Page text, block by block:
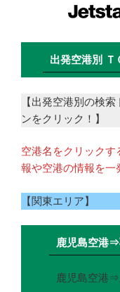
出発空港別 Ｔ
【出発空港別の検
ンをクリック！】
空港名をクリック
報や空港の情報を一
【関東エリア】
鹿児島空港
鹿児島空港